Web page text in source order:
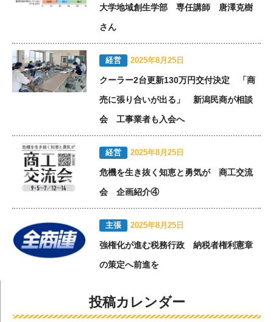
大学地域創生学部 専任講師 唐澤克樹
さん
経営 2025年8月25日
クーラー2台更新130万円交付決定 「商
売に張り合いが出る」 新潟民商が相談
会 工事業者も入会へ
経営 2025年8月25日
危機を生き抜く知恵と勇気が 商工交流
会 企画紹介④
主張 2025年8月25日
強権化が進む税務行政 納税者権利憲章
の策定へ前進を
投稿カレンダー